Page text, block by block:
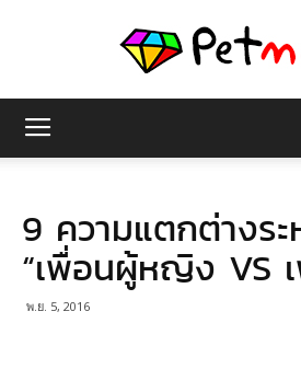
มายา
9 ความแตกต่างระ
“เพื่อนผู้หญิง VS
พ.ย. 5, 2016